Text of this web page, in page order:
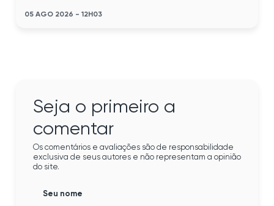
05 AGO 2026 - 12H03
Seja o primeiro a
comentar
Os comentários e avaliações são de responsabilidade
exclusiva de seus autores e não representam a opinião
do site.
Seu nome